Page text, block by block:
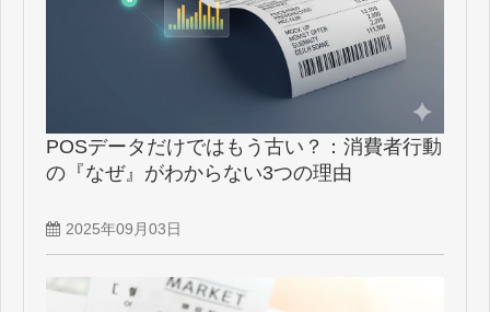
POSデータだけではもう古い？：消費者行動
の『なぜ』がわからない3つの理由
2025年09月03日